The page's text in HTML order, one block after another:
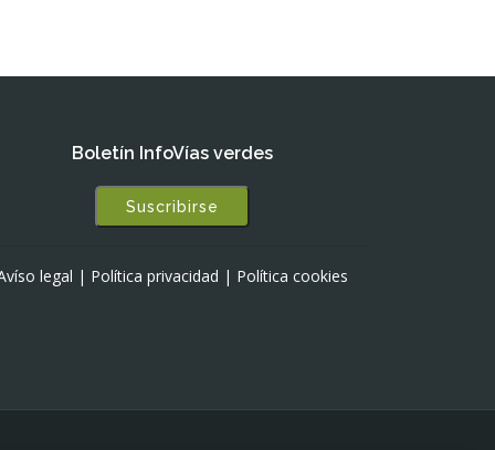
Boletín InfoVías verdes
Suscribirse
legal | Política privacidad | Política cookies